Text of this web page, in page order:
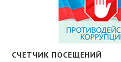
СЧЕТЧИК ПОСЕЩЕНИЙ